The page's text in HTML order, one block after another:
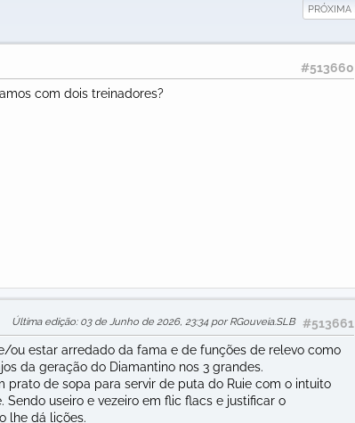
PRÓXIMA
#513660
com dois treinadores?
#513661
Última edição: 03 de Junho de 2026, 23:34 por RGouveia.SLB
ou estar arredado da fama e de funções de relevo como
da geração do Diamantino nos 3 grandes.
prato de sopa para servir de puta do Ruie com o intuito
useiro e vezeiro em flic flacs e justificar o
lhe dá lições.